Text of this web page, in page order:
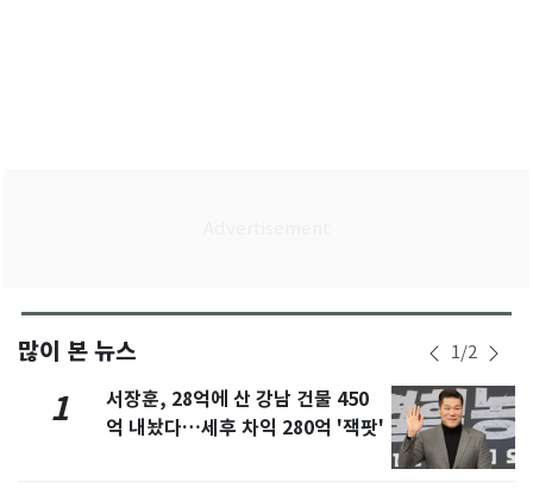
많이 본 뉴스 1/2
1
서장훈, 28억에 산 강남 건물 450
억 내놨다…세후 차익 280억 '잭팟'